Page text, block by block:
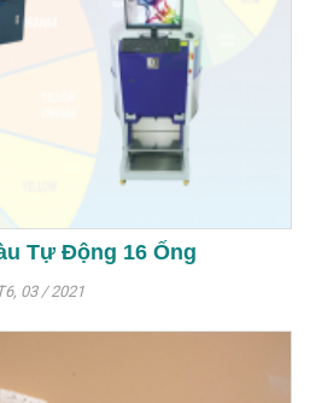
Tự Động 16 Ống
03 / 2021